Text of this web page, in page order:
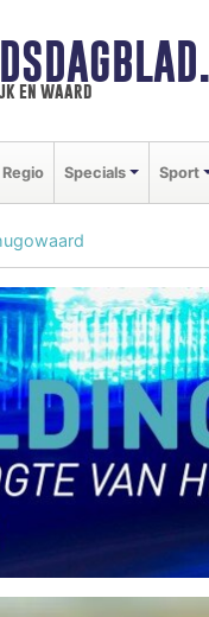
en waard
Regio Specials Sport